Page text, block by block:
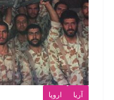
آریا اروپا